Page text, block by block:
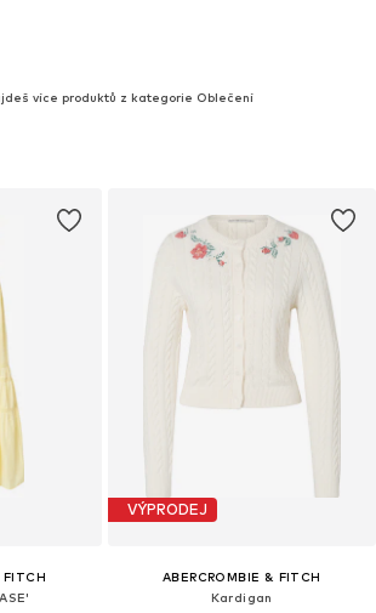
více produktů z kategorie Oblečení
FITCH
VÝPRODEJ
ABERCROMBIE & FITCH
Kardigan